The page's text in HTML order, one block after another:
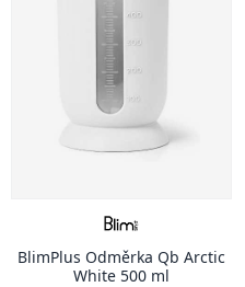
BlimPlus Odměrka Qb Arctic
White 500 ml